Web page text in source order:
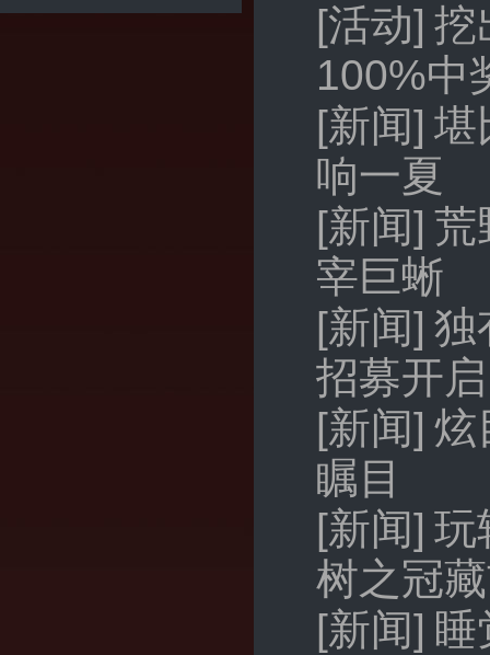
[活动] 挖
100%中
[新闻] 堪
响一夏
[新闻] 荒
宰巨蜥
[新闻] 独
招募开启
[新闻] 炫
瞩目
[新闻] 玩
树之冠
[新闻] 睡